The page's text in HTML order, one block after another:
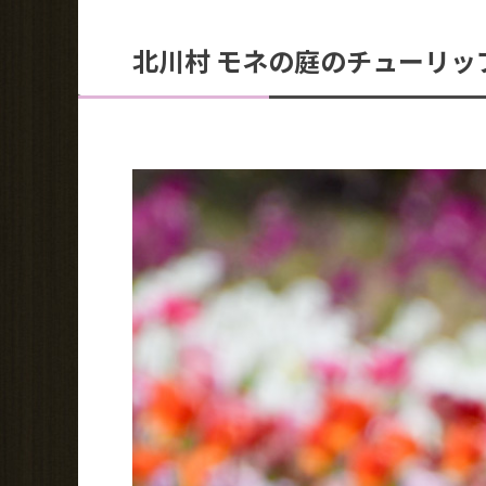
北川村 モネの庭のチューリッ